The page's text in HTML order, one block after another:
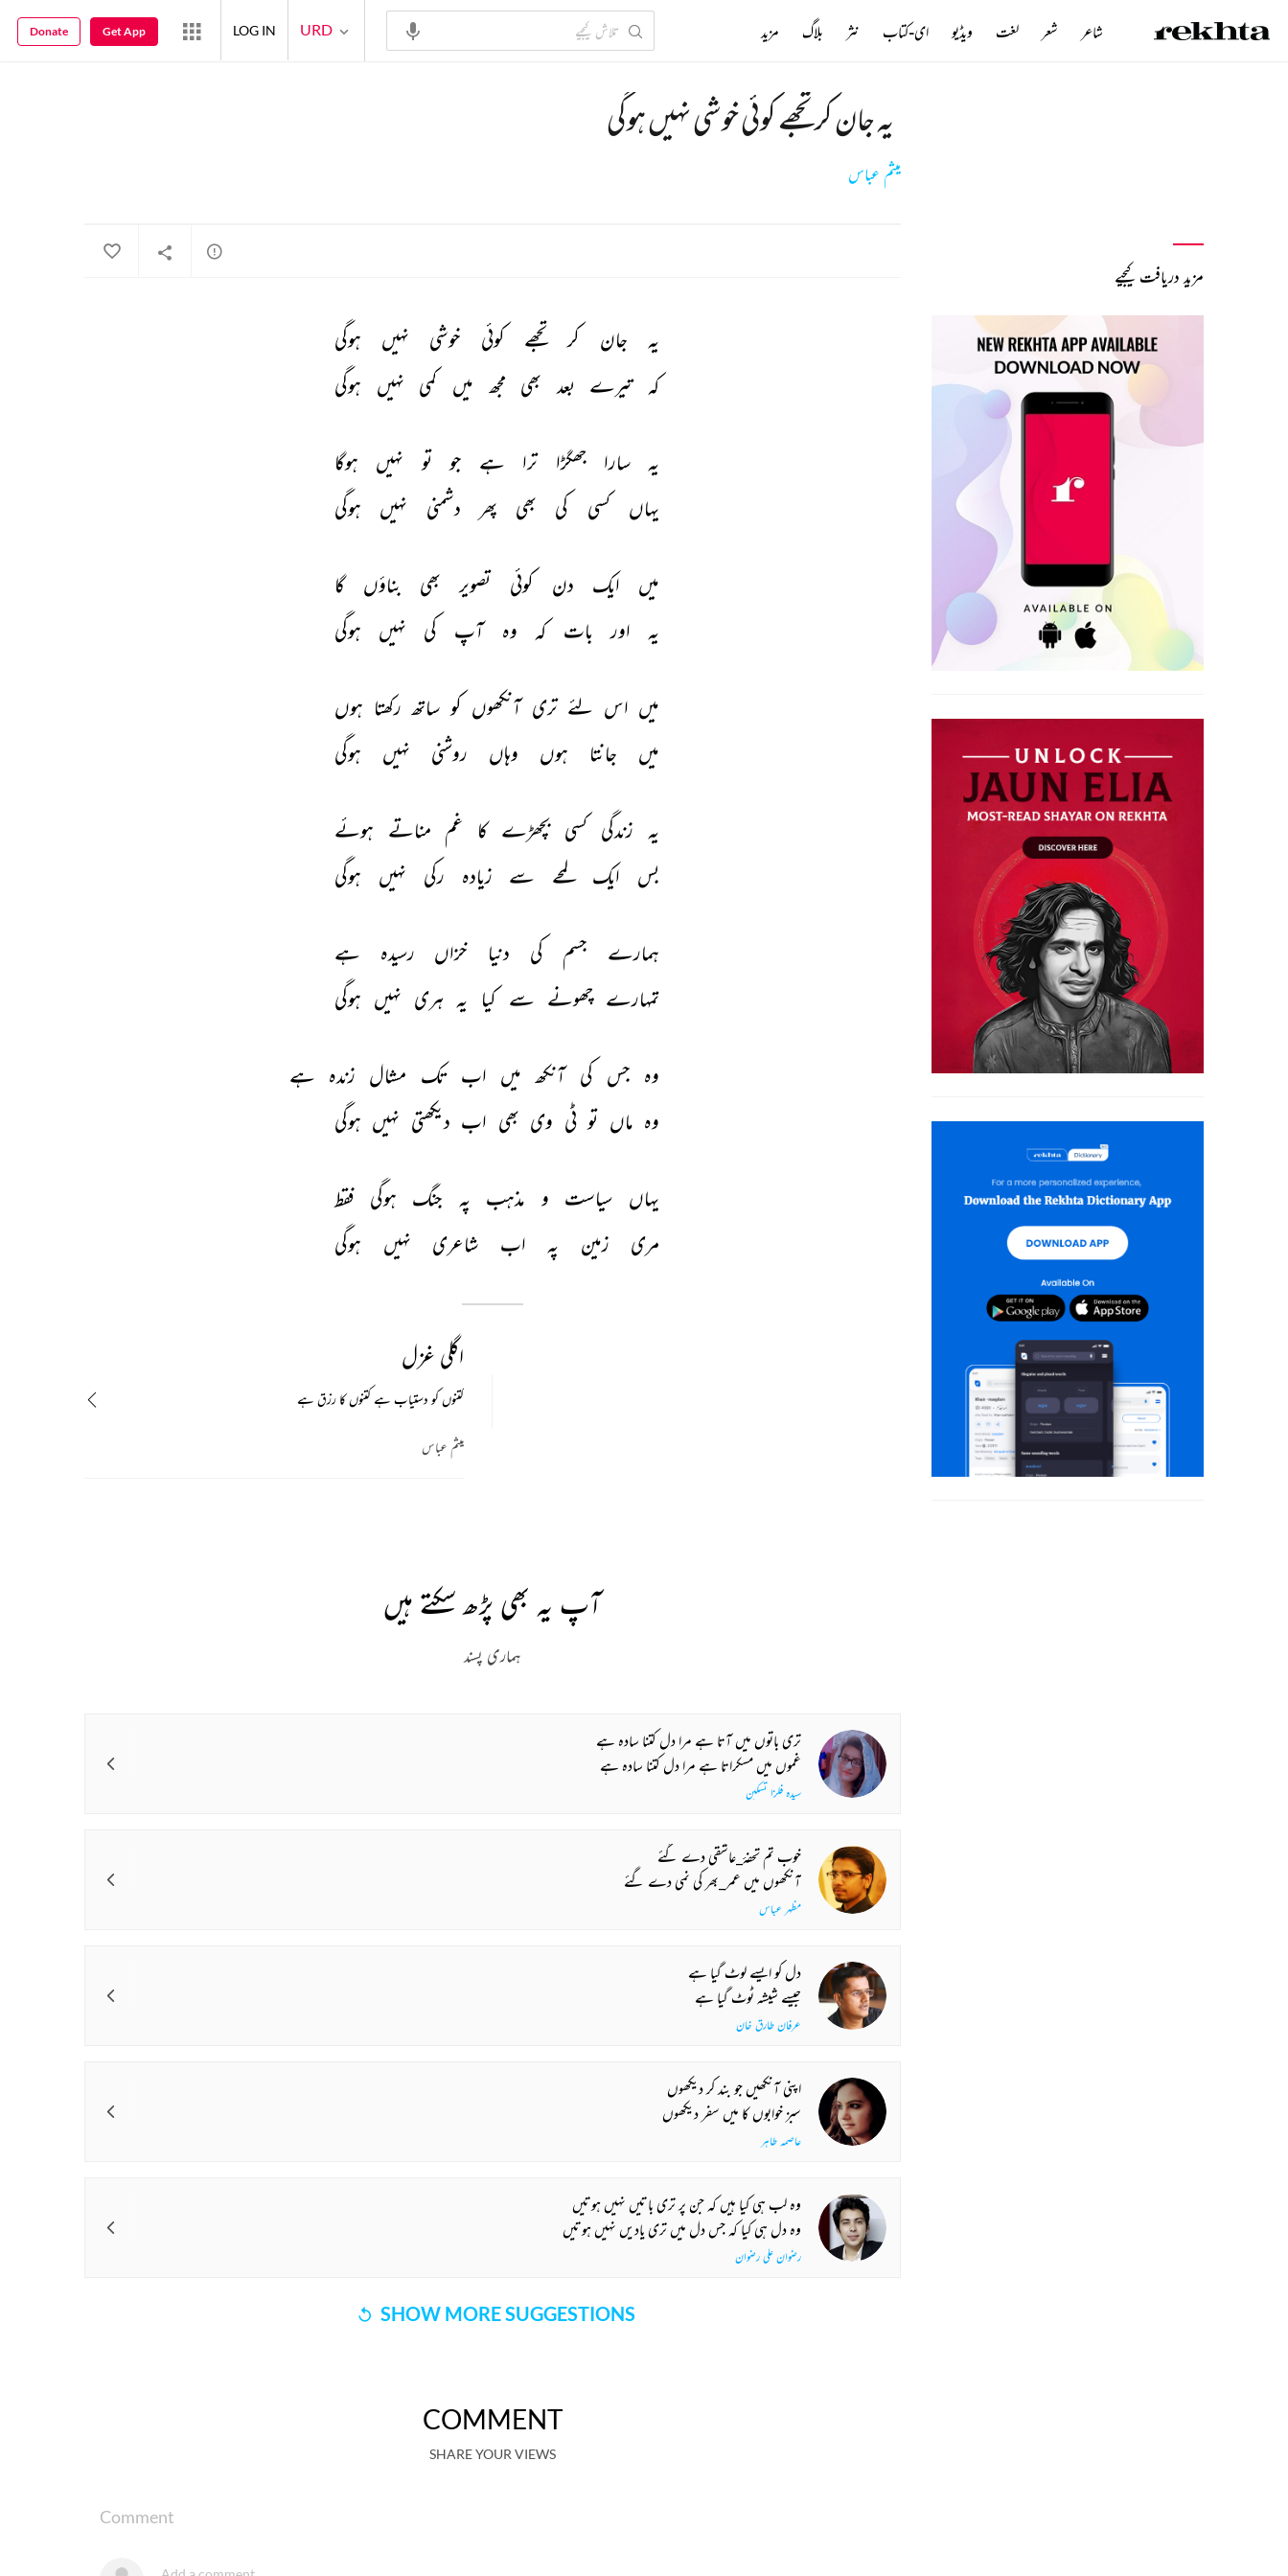
یہ جان کر تجھے کوئی خوشی نہیں ہوگی
میثم عباس
یہ جان کر تجھے کوئی خوشی نہیں
ہوگی
کہ تیرے بعد بھی مجھ میں کمی نہیں ہوگی
یہ سارا جھگڑا ترا ہے جو تو نہیں
ہوگا
یہاں
کسی کی بھی پھر دشمنی نہیں ہوگی
میں ایک دن کوئی تصویر بھی بناؤں
گا
یہ
اور بات کہ وہ آپ کی نہیں ہوگی
میں اس لئے تری آنکھوں کو ساتھ رکھتا ہوں
میں
جانتا ہوں وہاں روشنی نہیں ہوگی
یہ زندگی کسی بچھڑے کا غم مناتے ہوئے
بس
ایک لمحے سے زیادہ رکی نہیں ہوگی
ہمارے جسم کی دنیا خزاں رسیدہ
ہے
تمہارے چھونے سے کیا یہ ہری نہیں ہوگی
وہ جس کی آنکھ میں اب تک مشال زندہ ہے
وہ ماں تو ٹی وی بھی اب دیکھتی نہیں ہوگی
یہاں سیاست و مذہب پہ جنگ ہوگی
فقط
مری
زمین پہ اب شاعری نہیں ہوگی
اگلی غزل
کتنوں کو دستیاب ہے کتنوں کا رزق ہے
میثم عباس
آپ یہ بھی پڑھ سکتے ہیں
ہماری پسند
تری باتوں میں آتا ہے مرا دل کتنا سادہ ہے
غموں میں مسکراتا ہے مرا دل کتنا سادہ ہے
سیدہ فلزا تسکین
خوب تم تحفۂ_عاشقی دے گئے
آنکھوں میں عمر_بھر کی نمی دے گئے
مظہر عباس
دل کو ایسے لوٹ گیا ہے
جیسے شیشہ ٹوٹ گیا ہے
عرفان طارق خان
اپنی آنکھیں جو بند کر دیکھوں
سبز خوابوں کا میں سفر دیکھوں
عاصمہ طاہر
وہ لب ہی کیا ہیں کہ جن پر تری باتیں نہیں ہوتیں
وہ دل ہی کیا کہ جس دل میں تری یادیں نہیں ہوتیں
رضوان علی رضوان
SHOW MORE SUGGESTIONS
COMMENT
SHARE YOUR VIEWS
Comment
مزید دریافت کیجیے
شاعر شعر لغت ویڈیو ای-کتاب نثر بلاگ مزید URD
LOG IN
Get App
Donate